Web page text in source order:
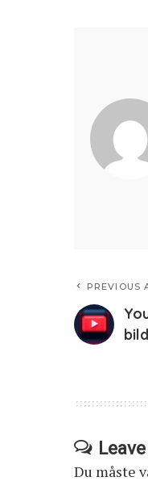
PREVIOUS
Du måste